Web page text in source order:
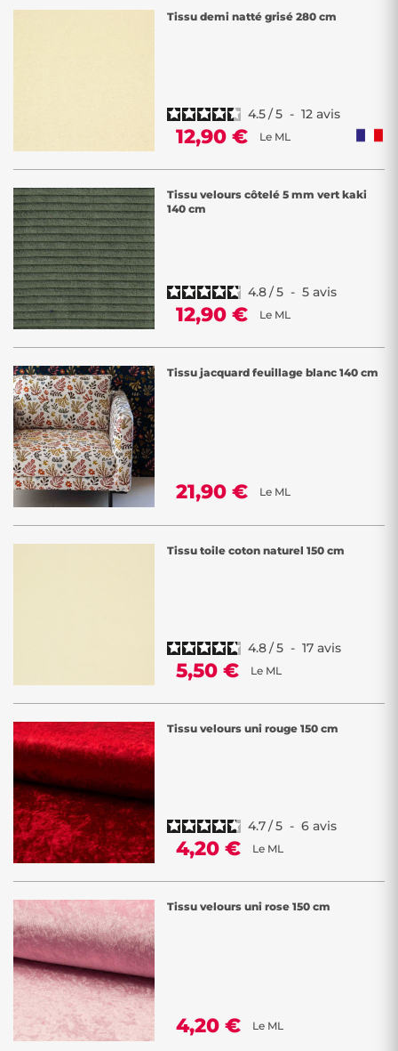
Tissu demi natté grisé 280 cm
4.5/5 - 12 avis
12,90 € Le ML
Tissu velours côtelé 5 mm vert kaki
140 cm
4.8/5 - 5 avis
12,90 € Le ML
Tissu jacquard feuillage blanc 140 cm
21,90 € Le ML
Tissu toile coton naturel 150 cm
4.8/5 - 17 avis
5,50 € Le ML
Tissu velours uni rouge 150 cm
4.7/5 - 6 avis
4,20 € Le ML
Tissu velours uni rose 150 cm
4,20 € Le ML